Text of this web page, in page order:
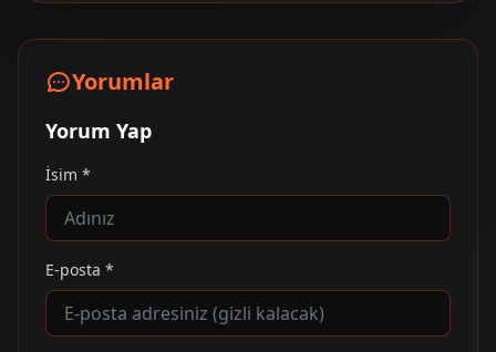
Yorumlar
Yorum Yap
İsim *
E-posta *